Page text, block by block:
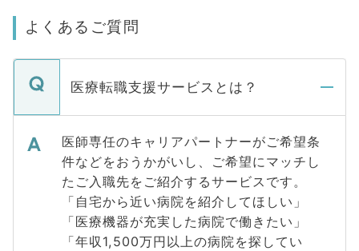
よくあるご質問
医療転職支援サービスとは？
医師専任のキャリアパートナーがご希望条
件などをおうかがいし、ご希望にマッチし
たご入職先をご紹介するサービスです。
「自宅から近い病院を紹介してほしい」
「医療機器が充実した病院で働きたい」
「年収1,500万円以上の病院を探してい